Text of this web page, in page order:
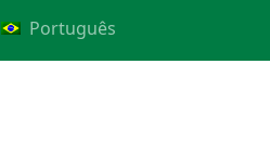
Português